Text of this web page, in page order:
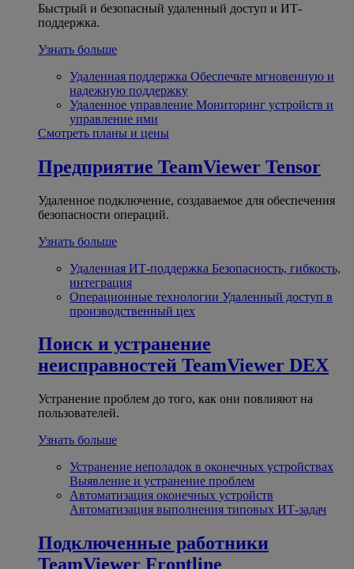
Быстрый и безопасный удаленный доступ и ИТ-
поддержка.
Узнать больше
Удаленная поддержка Обеспечьте мгновенную и
надежную поддержку
Удаленное управление Мониторинг устройств и
управление ими
Смотреть планы и цены
Предприятие TeamViewer Tensor
Удаленное подключение, создаваемое для обеспечения
безопасности операций.
Узнать больше
Удаленная ИТ-поддержка Безопасность, гибкость,
интеграция
Операционные технологии Удаленный доступ в
производственный цех
Поиск и устранение
неисправностей TeamViewer DEX
Устранение проблем до того, как они повлияют на
пользователей.
Узнать больше
Устранение неполадок в оконечных устройствах
Выявление и устранение проблем
Автоматизация оконечных устройств
Автоматизация выполнения типовых ИТ-задач
Подключенные работники
TeamViewer Frontline